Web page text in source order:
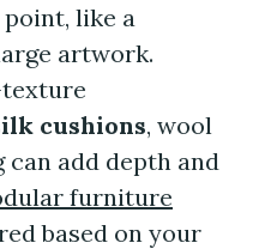
like a
artwork.
cushions, wool
add depth and
furniture
based on your